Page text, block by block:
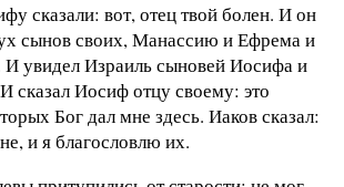
сказали: вот, отец твой болен. И он
сынов своих, Манассию и Ефрема и
увидел Израиль сыновей Иосифа и
И сказал Иосиф отцу своему: это
Бог дал мне здесь. Иаков сказал:
и я благословлю их.